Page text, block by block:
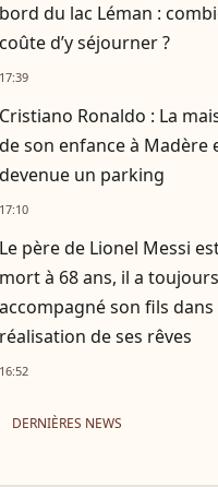
bord du lac Léman :
coûte d’y séjourner ?
17:39
Cristiano Ronaldo : La
de son enfance à Madère
devenue un parking
17:10
Le père de Lionel Messi
mort à 68 ans, il a toujours
accompagné son fils dans
réalisation de ses rêves
16:52
DERNIÈRES NEWS